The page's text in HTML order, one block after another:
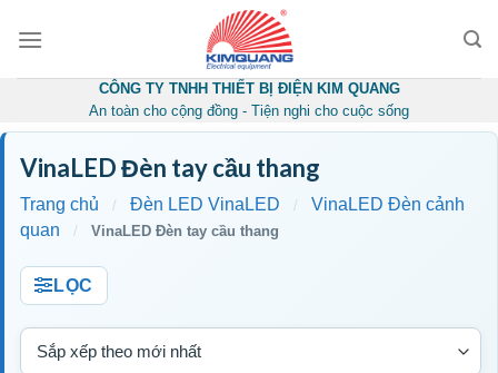
CÔNG TY TNHH THIẾT BỊ ĐIỆN KIM QUANG
An toàn cho cộng đồng - Tiện nghi cho cuộc sống
VinaLED Đèn tay cầu thang
Trang chủ / Đèn LED VinaLED /
VinaLED Đèn cảnh
quan
/ VinaLED Đèn tay cầu thang
LỌC